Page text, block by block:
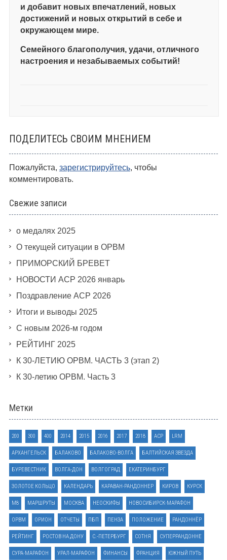
и добавит новых впечатлений, новых
достижений и новых открытий в себе и
окружающем мире.
Семейного благополучия, удачи, отличного
настроения и незабываемых событий!
ПОДЕЛИТЕСЬ СВОИМ МНЕНИЕМ
Пожалуйста, зарегистрируйтесь, чтобы
комментировать.
Свежие записи
о медалях 2025
О текущей ситуации в ОРВМ
ПРИМОРСКИЙ БРЕВЕТ
НОВОСТИ АСР 2026 январь
Поздравление АСР 2026
Итоги и выводы 2025
С новым 2026-м годом
РЕЙТИНГ 2025
К 30-ЛЕТИЮ ОРВМ. ЧАСТЬ 3 (этап 2)
К 30-летию ОРВМ. Часть 3
Метки
200 300 400 2014 2015 2016 2017 2018 ACP LRM
АРХАНГЕЛЬСК БАЛАКОВО БАЛАКОВО-ВОЛГА БАЛТИЙСКАЯ ЗВЕЗДА
БУРЕВЕСТНИК ВОЛГА-ДОН ВОЛГОГРАД ЕКАТЕРИНБУРГ
ЗОЛОТОЕ КОЛЬЦО КАЛЕНДАРЬ КАРАВАН-РАНДОННЕР КИРОВ КУРСК
М8 МАРШРУТЫ МОСКВА НЕОСКИФЫ НОВОСИБИРСК-МАРАФОН
ОРВМ ОРИОН ОТЧЕТЫ ПБП ПЕНЗА ПОЛОЖЕНИЕ РАНДОННЁР
РЕЙТИНГ РОСТОВ НА ДОНУ С.-ПЕТЕРБУРГ СОТНЯ СУПЕРРАНДОННЕ
СУРА-МАРАФОН УРАЛ-МАРАФОН ФИНАНСЫ ФРАНЦИЯ ЮЖНЫЙ ПУТЬ